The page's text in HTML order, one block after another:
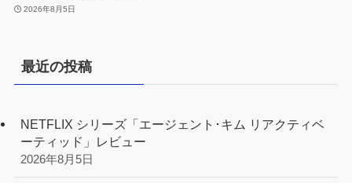
2026年8月5日
最近の投稿
NETFLIX シリーズ「エージェント･キム リアクティベ
ーティッド」レビュー
2026年8月5日